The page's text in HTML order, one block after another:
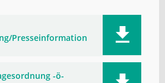
Presseinformation
-ö-